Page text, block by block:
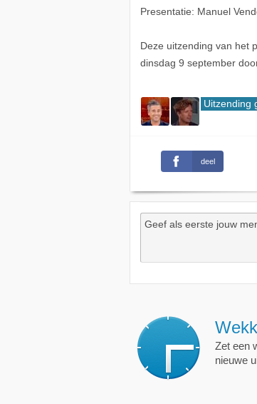
Presentatie: Manuel
Deze uitzending van het
dinsdag 9 september
Uitzending
deel
Zet een
nieuwe